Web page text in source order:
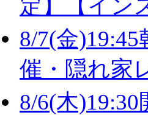
定】【イン
8/7(金
催・隠れ家
8/6(木